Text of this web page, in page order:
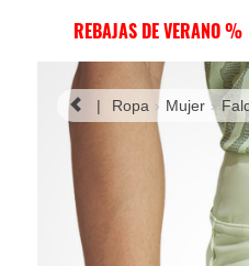
REBAJAS DE VERANO %
| Ropa Mujer